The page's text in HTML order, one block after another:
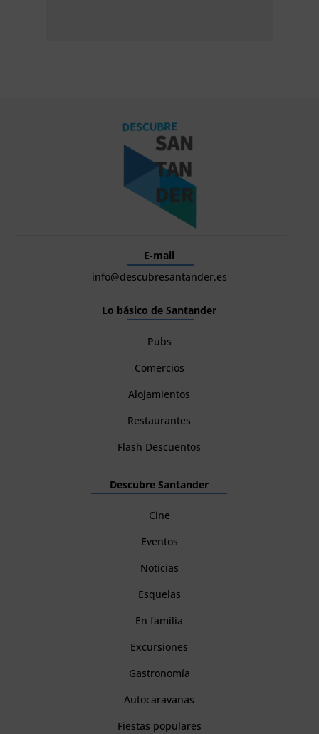
E-mail
info@descubresantander.es
Lo básico de Santander
Pubs
Comercios
Alojamientos
Restaurantes
Flash Descuentos
Descubre Santander
Cine
Eventos
Noticias
Esquelas
En familia
Excursiones
Gastronomía
Autocaravanas
Fiestas populares